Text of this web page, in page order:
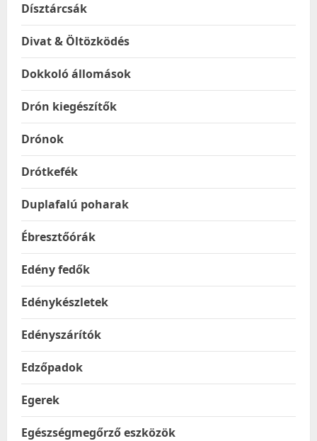
Dísztárcsák
Divat & Öltözködés
Dokkoló állomások
Drón kiegészítők
Drónok
Drótkefék
Duplafalú poharak
Ébresztőórák
Edény fedők
Edénykészletek
Edényszárítók
Edzőpadok
Egerek
Egészségmegőrző eszközök